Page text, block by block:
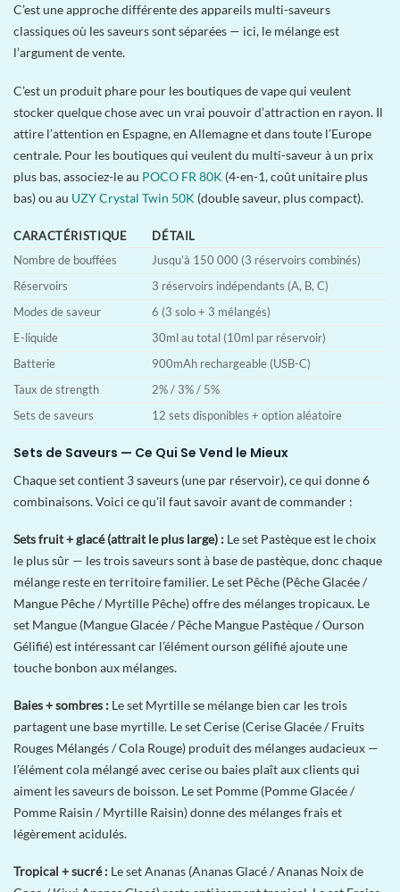
C’est une approche différente des appareils multi-saveurs
classiques où les saveurs sont séparées — ici, le mélange est
l’argument de vente.
C’est un produit phare pour les boutiques de vape qui veulent
stocker quelque chose avec un vrai pouvoir d’attraction en rayon. Il
attire l’attention en Espagne, en Allemagne et dans toute l’Europe
centrale. Pour les boutiques qui veulent du multi-saveur à un prix
plus bas, associez-le au POCO FR 80K (4-en-1, coût unitaire plus
bas) ou au UZY Crystal Twin 50K (double saveur, plus compact).
CARACTÉRISTIQUE
DÉTAIL
Nombre de bouffées
Jusqu’à 150 000 (3 réservoirs combinés)
Réservoirs
3 réservoirs indépendants (A, B, C)
Modes de saveur
6 (3 solo + 3 mélangés)
E-liquide
30ml au total (10ml par réservoir)
Batterie
900mAh rechargeable (USB-C)
Taux de strength
2% / 3% / 5%
Sets de saveurs
12 sets disponibles + option aléatoire
Sets de Saveurs — Ce Qui Se Vend le Mieux
Chaque set contient 3 saveurs (une par réservoir), ce qui donne 6
combinaisons. Voici ce qu’il faut savoir avant de commander :
Sets fruit + glacé (attrait le plus large) : Le set Pastèque est le choix
le plus sûr — les trois saveurs sont à base de pastèque, donc chaque
mélange reste en territoire familier. Le set Pêche (Pêche Glacée /
Mangue Pêche / Myrtille Pêche) offre des mélanges tropicaux. Le
set Mangue (Mangue Glacée / Pêche Mangue Pastèque / Ourson
Gélifié) est intéressant car l’élément ourson gélifié ajoute une
touche bonbon aux mélanges.
Baies + sombres : Le set Myrtille se mélange bien car les trois
partagent une base myrtille. Le set Cerise (Cerise Glacée / Fruits
Rouges Mélangés / Cola Rouge) produit des mélanges audacieux —
l’élément cola mélangé avec cerise ou baies plaît aux clients qui
aiment les saveurs de boisson. Le set Pomme (Pomme Glacée /
Pomme Raisin / Myrtille Raisin) donne des mélanges frais et
légèrement acidulés.
Tropical + sucré : Le set Ananas (Ananas Glacé / Ananas Noix de